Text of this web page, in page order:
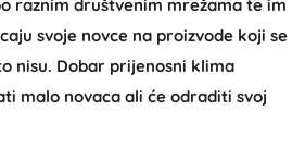
raznim društvenim mrežama te im
svoje novce na proizvode koji se
nisu. Dobar prijenosni klima
malo novaca ali će odraditi svoj